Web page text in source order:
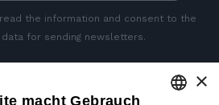
the information and consent to the
for sending newsletters.
SOZIALEN
×
macht Gebrauch